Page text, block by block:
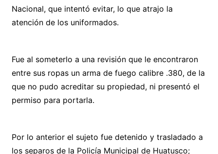
Nacional, que intentó evitar, lo que atrajo la
atención de los uniformados.
Fue al someterlo a una revisión que le encontraron
entre sus ropas un arma de fuego calibre .380, de la
que no pudo acreditar su propiedad, ni presentó el
permiso para portarla.
Por lo anterior el sujeto fue detenido y trasladado a
los separos de la Policía Municipal de Huatusco;